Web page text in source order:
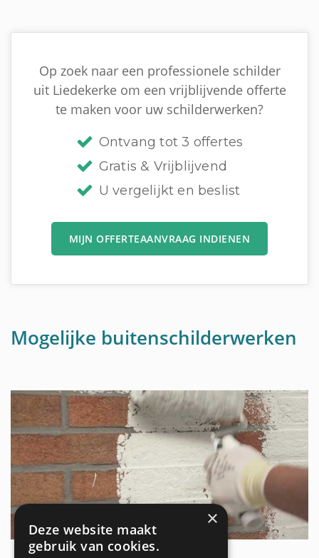
Op zoek naar een professionele schilder
uit Liedekerke om een vrijblijvende offerte
te maken voor uw schilderwerken?
Ontvang tot 3 offertes
Gratis & Vrijblijvend
U vergelijkt en beslist
MIJN OFFERTEAANVRAAG INDIENEN
Mogelijke buitenschilderwerken
×
Deze website maakt
gebruik van cookies.